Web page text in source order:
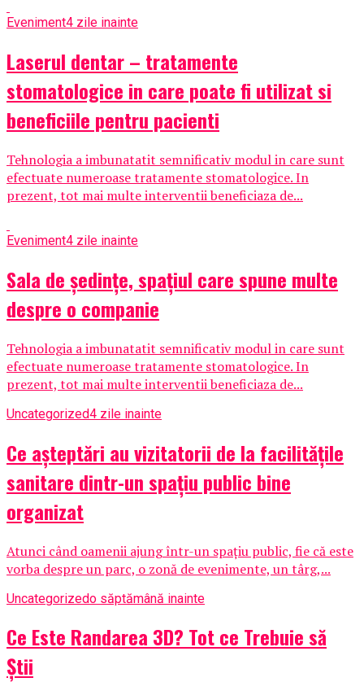
Eveniment4 zile inainte
Laserul dentar – tratamente
stomatologice in care poate fi utilizat si
beneficiile pentru pacienti
Tehnologia a imbunatatit semnificativ modul in care sunt
efectuate numeroase tratamente stomatologice. In
prezent, tot mai multe interventii beneficiaza de...
Eveniment4 zile inainte
Sala de ședințe, spațiul care spune multe
despre o companie
Tehnologia a imbunatatit semnificativ modul in care sunt
efectuate numeroase tratamente stomatologice. In
prezent, tot mai multe interventii beneficiaza de...
Uncategorized4 zile inainte
Ce așteptări au vizitatorii de la facilitățile
sanitare dintr-un spațiu public bine
organizat
Atunci când oamenii ajung într-un spațiu public, fie că este
vorba despre un parc, o zonă de evenimente, un târg,...
Uncategorizedo săptămână inainte
Ce Este Randarea 3D? Tot ce Trebuie să
Știi